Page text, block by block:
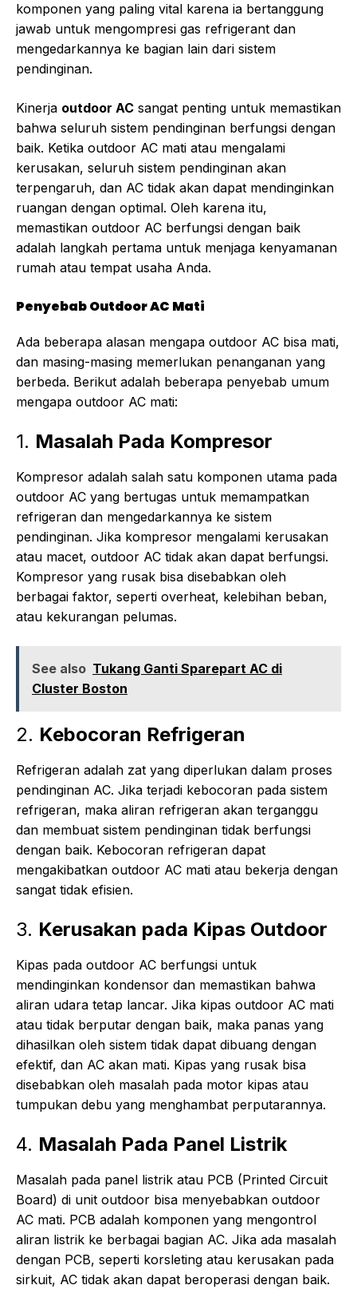
komponen yang paling vital karena ia bertanggung
jawab untuk mengompresi gas refrigerant dan
mengedarkannya ke bagian lain dari sistem
pendinginan.
Kinerja outdoor AC sangat penting untuk memastikan
bahwa seluruh sistem pendinginan berfungsi dengan
baik. Ketika outdoor AC mati atau mengalami
kerusakan, seluruh sistem pendinginan akan
terpengaruh, dan AC tidak akan dapat mendinginkan
ruangan dengan optimal. Oleh karena itu,
memastikan outdoor AC berfungsi dengan baik
adalah langkah pertama untuk menjaga kenyamanan
rumah atau tempat usaha Anda.
Penyebab Outdoor AC Mati
Ada beberapa alasan mengapa outdoor AC bisa mati,
dan masing-masing memerlukan penanganan yang
berbeda. Berikut adalah beberapa penyebab umum
mengapa outdoor AC mati:
1. Masalah Pada Kompresor
Kompresor adalah salah satu komponen utama pada
outdoor AC yang bertugas untuk memampatkan
refrigeran dan mengedarkannya ke sistem
pendinginan. Jika kompresor mengalami kerusakan
atau macet, outdoor AC tidak akan dapat berfungsi.
Kompresor yang rusak bisa disebabkan oleh
berbagai faktor, seperti overheat, kelebihan beban,
atau kekurangan pelumas.
See also Tukang Ganti Sparepart AC di
Cluster Boston
2. Kebocoran Refrigeran
Refrigeran adalah zat yang diperlukan dalam proses
pendinginan AC. Jika terjadi kebocoran pada sistem
refrigeran, maka aliran refrigeran akan terganggu
dan membuat sistem pendinginan tidak berfungsi
dengan baik. Kebocoran refrigeran dapat
mengakibatkan outdoor AC mati atau bekerja dengan
sangat tidak efisien.
3. Kerusakan pada Kipas Outdoor
Kipas pada outdoor AC berfungsi untuk
mendinginkan kondensor dan memastikan bahwa
aliran udara tetap lancar. Jika kipas outdoor AC mati
atau tidak berputar dengan baik, maka panas yang
dihasilkan oleh sistem tidak dapat dibuang dengan
efektif, dan AC akan mati. Kipas yang rusak bisa
disebabkan oleh masalah pada motor kipas atau
tumpukan debu yang menghambat perputarannya.
4. Masalah Pada Panel Listrik
Masalah pada panel listrik atau PCB (Printed Circuit
Board) di unit outdoor bisa menyebabkan outdoor
AC mati. PCB adalah komponen yang mengontrol
aliran listrik ke berbagai bagian AC. Jika ada masalah
dengan PCB, seperti korsleting atau kerusakan pada
sirkuit, AC tidak akan dapat beroperasi dengan baik.